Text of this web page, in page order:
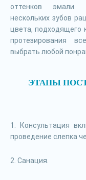
оттенков эмали.
нескольких зубов
цвета, подходящего
протезирования
выбрать любой
ЭТАПЫ
1. Консультация
проведение слепка
2. Санация.